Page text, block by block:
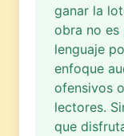
ganar la
obra no es
lenguaje
enfoque
ofensivos
lectores.
que